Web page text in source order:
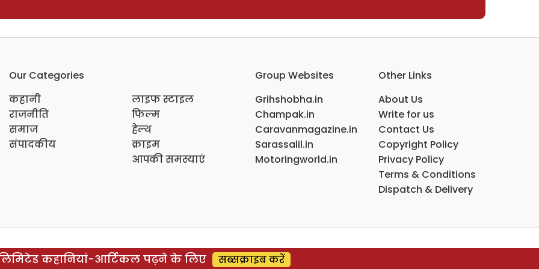
Our Categories
कहानी
राजनीति
समाज
संपादकीय
लाइफ स्टाइल
फिल्म
हेल्थ
क्राइम
आपकी समस्याएं
Group Websites
Grihshobha.in
Champak.in
Caravanmagazine.in
Sarassalil.in
Motoringworld.in
Other Links
About Us
Write for us
Contact Us
Copyright Policy
Privacy Policy
Terms & Conditions
Dispatch & Delivery
कहानियां-आर्टिकल पढ़ने के लिए सब्सक्राइब करें